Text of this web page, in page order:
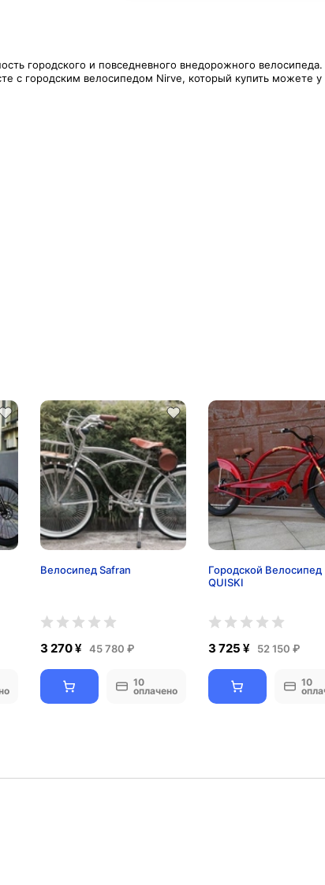
городского и повседневного внедорожного
с городским велосипедом Nirve, который купить можете у
Велосипед Safran
3 270 ¥ 45 780 ₽
10
оплачено
Городской Велосипед
QUISKI
3 725 ¥ 52 150 ₽
10